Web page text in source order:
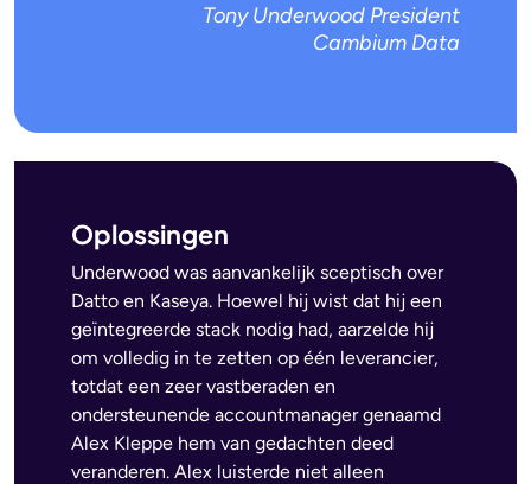
Tony Underwood President
Cambium Data
Oplossingen
Underwood was aanvankelijk sceptisch over
Datto en Kaseya. Hoewel hij wist dat hij een
geïntegreerde stack nodig had, aarzelde hij
om volledig in te zetten op één leverancier,
totdat een zeer vastberaden en
ondersteunende accountmanager genaamd
Alex Kleppe hem van gedachten deed
veranderen. Alex luisterde niet alleen